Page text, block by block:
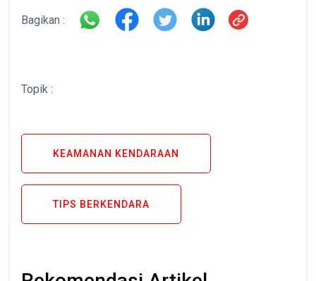
Bagikan :
Topik :
KEAMANAN KENDARAAN
TIPS BERKENDARA